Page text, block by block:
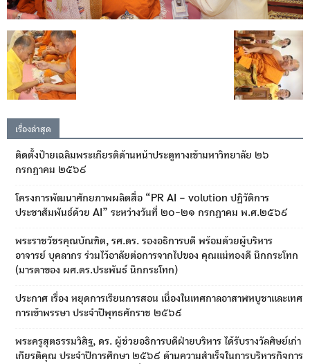
เรื่องล่าสุด
ติดตั้งป้ายเฉลิมพระเกียรติด้านหน้าประตูทางเข้ามหาวิทยาลัย ๒๖
กรกฎาคม ๒๕๖๙
โครงการพัฒนาศักยภาพผลิตสื่อ “PR AI – volution ปฏิวัติการ
ประชาสัมพันธ์ด้วย AI” ระหว่างวันที่ ๒๐-๒๑ กรกฎาคม พ.ศ.๒๕๖๙
พระราชวัชรคุณบัณฑิต, รศ.ดร. รองอธิการบดี พร้อมด้วยผู้บริหาร
อาจารย์ บุคลากร ร่วมไว้อาลัยต่อการจากไปของ คุณแม่ทองดี นึกกระโทก
(มารดาของ ผศ.ดร.ประพันธ์ นึกกระโทก)
ประกาศ เรื่อง หยุดการเรียนการสอน เนื่องในเทศกาลอาสาฬหบูชาและเทศ
การเข้าพรรษา ประจำปีพุทธศักราช ๒๕๖๙
พระครูสุตธรรมวิสิฐ, ดร. ผู้ช่วยอธิการบดีฝ่ายบริหาร ได้รับรางวัลศิษย์เก่า
เกียรติคุณ ประจำปีการศึกษา ๒๕๖๙ ด้านความสำเร็จในการบริหารกิจการ